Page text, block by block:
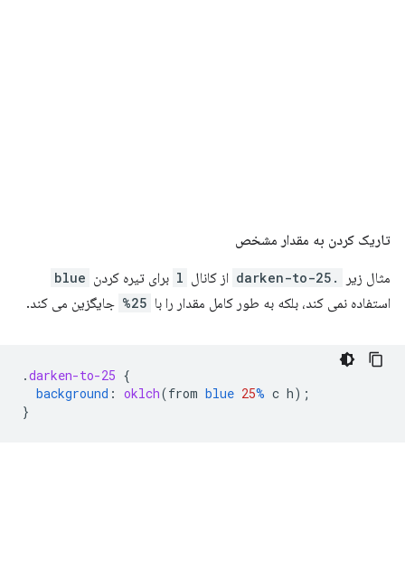
تاریک کردن به مقدار مشخص
مثال زیر .darken-to-25 از کانال l برای تیره کردن blue
استفاده نمی کند، بلکه به طور کامل مقدار را با 25% جایگزین می کند.
.darken-to-25 {
background : oklch(from blue 25% c h);
}